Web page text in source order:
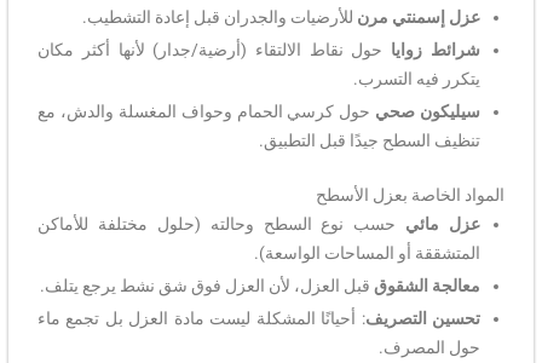
عزل إسمنتي مرن للأرضيات والجدران قبل إعادة التشطيب.
شرائط زوايا حول نقاط الالتقاء (أرضية/جدار) لأنها أكثر مكان
يتكرر فيه التسرب.
سيليكون صحي حول كرسي الحمام وحواف المغسلة والدش، مع
تنظيف السطح جيدًا قبل التطبيق.
المواد الخاصة بعزل الأسطح
عزل مائي حسب نوع السطح وحالته (حلول مختلفة للأماكن
المتشققة أو المساحات الواسعة).
معالجة الشقوق قبل العزل، لأن العزل فوق شق نشط يرجع يتلف.
تحسين التصريف: أحيانًا المشكلة ليست مادة العزل بل تجمع ماء
حول المصرف.